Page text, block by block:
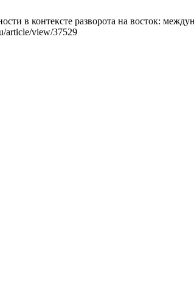
в контексте разворота на восток:
article/view/37529